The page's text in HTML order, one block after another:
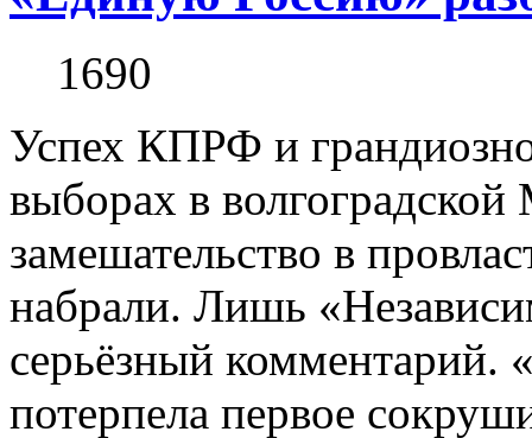
1690
Успех КПРФ и
выборах в
замешательство в
набрали. Лишь
серьёзный комментарий.
потерпела первое